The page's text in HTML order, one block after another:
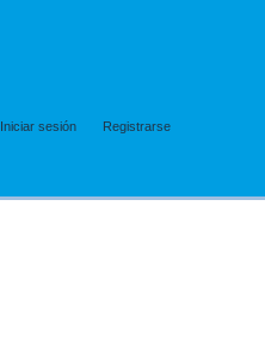
Iniciar sesión Registrarse